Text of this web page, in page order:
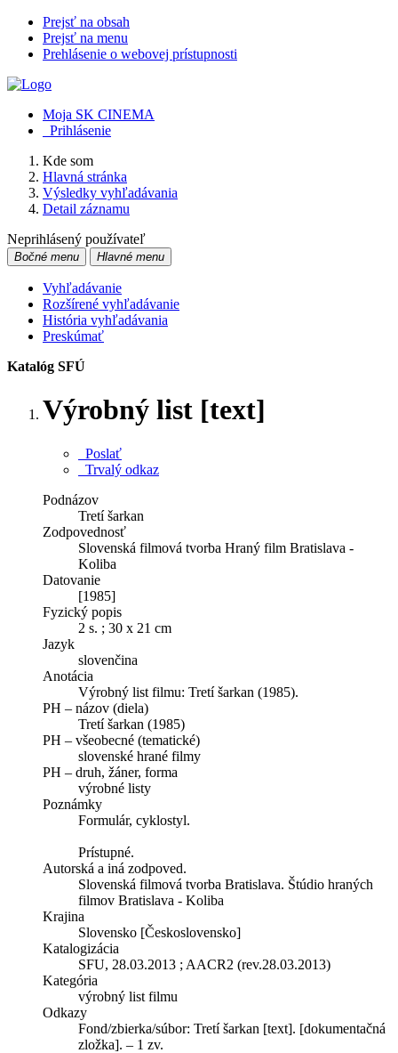
Prejsť na obsah
Prejsť na menu
Prehlásenie o webovej prístupnosti
Moja SK CINEMA
Prihlásenie
Kde som
Hlavná stránka
Výsledky vyhľadávania
Detail záznamu
Neprihlásený používateľ
Bočné menu Hlavné menu
Vyhľadávanie
Rozšírené vyhľadávanie
História vyhľadávania
Preskúmať
Katalóg SFÚ
Výrobný list [text]
Poslať
Trvalý odkaz
Podnázov
Tretí šarkan
Zodpovednosť
Slovenská filmová tvorba Hraný film Bratislava -
Koliba
Datovanie
[1985]
Fyzický popis
2 s. ; 30 x 21 cm
Jazyk
slovenčina
Anotácia
Výrobný list filmu: Tretí šarkan (1985).
PH – názov (diela)
Tretí šarkan (1985)
PH – všeobecné (tematické)
slovenské hrané filmy
PH – druh, žáner, forma
výrobné listy
Poznámky
Formulár, cyklostyl.
Prístupné.
Autorská a iná zodpoved.
Slovenská filmová tvorba Bratislava. Štúdio hraných
filmov Bratislava - Koliba
Krajina
Slovensko [Československo]
Katalogizácia
SFU, 28.03.2013 ; AACR2 (rev.28.03.2013)
Kategória
výrobný list filmu
Odkazy
Fond/zbierka/súbor: Tretí šarkan [text]. [dokumentačná
zložka]. – 1 zv.